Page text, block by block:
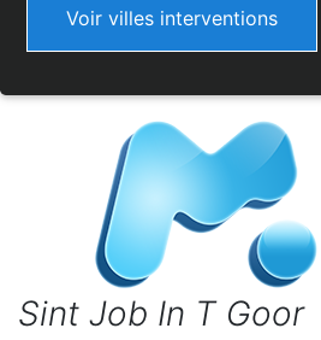
Voir villes interventions
Sint Job In T Goor